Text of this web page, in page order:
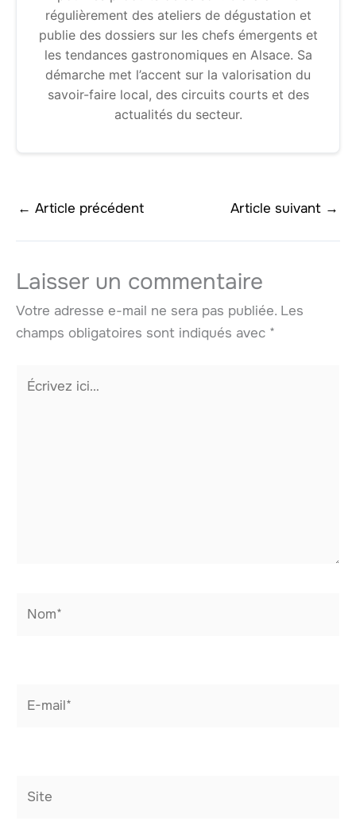
régulièrement des ateliers de dégustation et
publie des dossiers sur les chefs émergents et
les tendances gastronomiques en Alsace. Sa
démarche met l’accent sur la valorisation du
savoir-faire local, des circuits courts et des
actualités du secteur.
← Article précédent Article suivant →
Laisser un commentaire
Votre adresse e-mail ne sera pas publiée. Les
champs obligatoires sont indiqués avec *
Écrivez